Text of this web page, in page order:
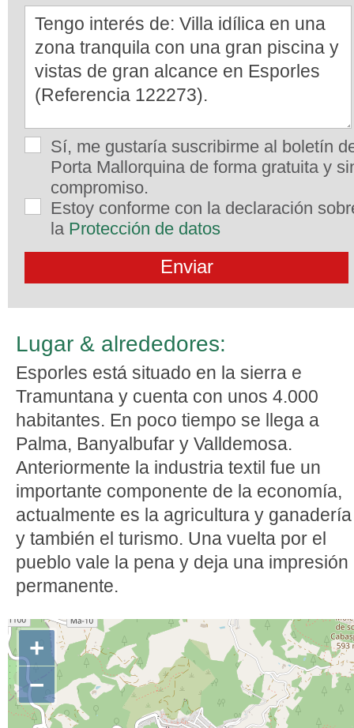
Sí, me gustaría suscribirme al boletín
Porta Mallorquina de forma gratuita y
compromiso.
Estoy conforme con la declaración
la Protección de datos
Lugar & alrededores:
Esporles está situado en la sierra e
Tramuntana y cuenta con unos 4.000
habitantes. En poco tiempo se llega a
Palma, Banyalbufar y Valldemosa.
Anteriormente la industria textil fue un
importante componente de la economía,
actualmente es la agricultura y ganadería
y también el turismo. Una vuelta por el
pueblo vale la pena y deja una impresión
permanente.
+
−